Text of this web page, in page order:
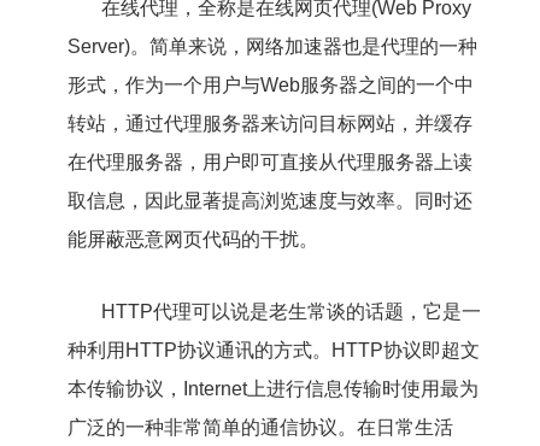
在线代理，全称是在线网页代理(Web Proxy
Server)。简单来说，网络加速器也是代理的一种
形式，作为一个用户与Web服务器之间的一个中
转站，通过代理服务器来访问目标网站，并缓存
在代理服务器，用户即可直接从代理服务器上读
取信息，因此显著提高浏览速度与效率。同时还
能屏蔽恶意网页代码的干扰。
HTTP代理可以说是老生常谈的话题，它是一
种利用HTTP协议通讯的方式。HTTP协议即超文
本传输协议，Internet上进行信息传输时使用最为
广泛的一种非常简单的通信协议。在日常生活